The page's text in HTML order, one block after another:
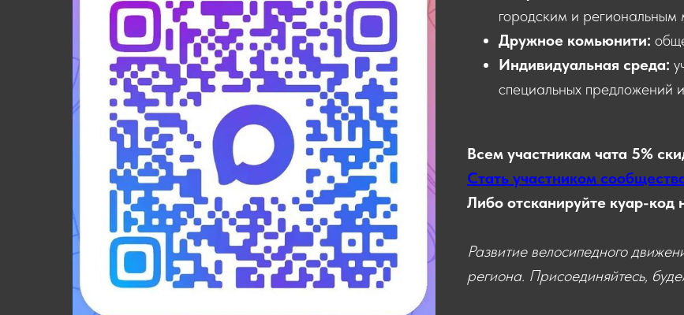
городским и
Дружное комьюнити:
Индивидуальная среда:
специальных предложений
Всем участникам чата 5%
Стать участником
Либо отсканируйте куар-код
Развитие велосипедного
региона. Присоединяйтесь,